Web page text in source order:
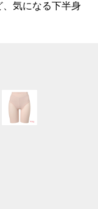
気になる下半身